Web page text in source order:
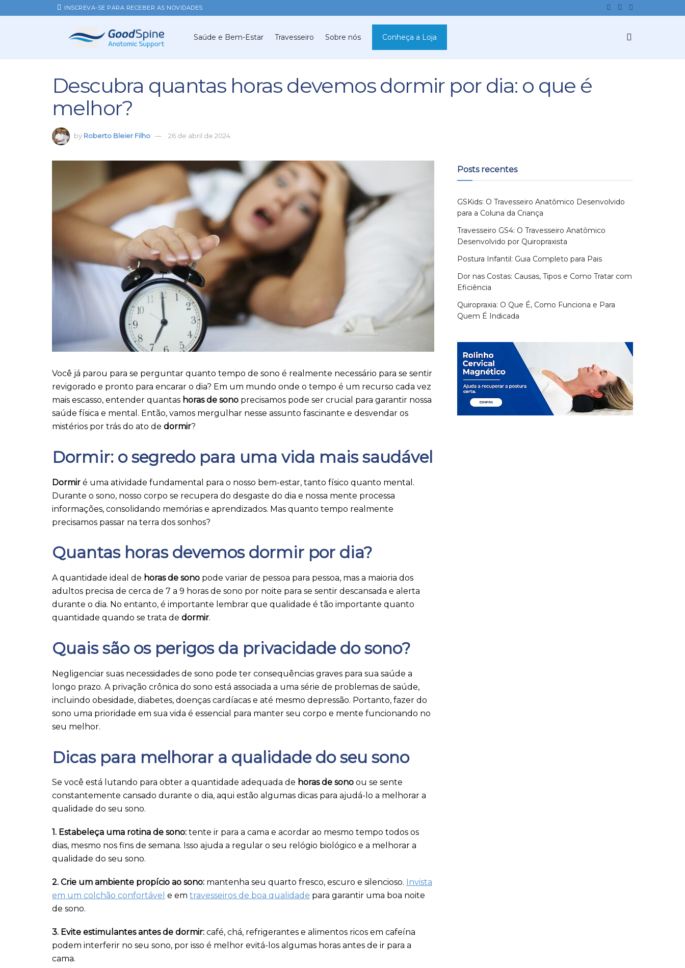
INSCREVA-SE PARA RECEBER AS NOVIDADES
Saúde e Bem-Estar Travesseiro Sobre nós Conheça a Loja
Descubra quantas horas devemos dormir por dia: o que é
melhor?
by Roberto Bleier Filho 26 de abril de 2024
Você já parou para se perguntar quanto tempo de sono é realmente necessário para se sentir
revigorado e pronto para encarar o dia? Em um mundo onde o tempo é um recurso cada vez
mais escasso, entender quantas horas de sono precisamos pode ser crucial para garantir nossa
saúde física e mental. Então, vamos mergulhar nesse assunto fascinante e desvendar os
mistérios por trás do ato de dormir?
Dormir: o segredo para uma vida mais saudável
Dormir é uma atividade fundamental para o nosso bem-estar, tanto físico quanto mental.
Durante o sono, nosso corpo se recupera do desgaste do dia e nossa mente processa
informações, consolidando memórias e aprendizados. Mas quanto tempo realmente
precisamos passar na terra dos sonhos?
Quantas horas devemos dormir por dia?
A quantidade ideal de horas de sono pode variar de pessoa para pessoa, mas a maioria dos
adultos precisa de cerca de 7 a 9 horas de sono por noite para se sentir descansada e alerta
durante o dia. No entanto, é importante lembrar que qualidade é tão importante quanto
quantidade quando se trata de dormir.
Quais são os perigos da privacidade do sono?
Negligenciar suas necessidades de sono pode ter consequências graves para sua saúde a
longo prazo. A privação crônica do sono está associada a uma série de problemas de saúde,
incluindo obesidade, diabetes, doenças cardíacas e até mesmo depressão. Portanto, fazer do
sono uma prioridade em sua vida é essencial para manter seu corpo e mente funcionando no
seu melhor.
Dicas para melhorar a qualidade do seu sono
Se você está lutando para obter a quantidade adequada de horas de sono ou se sente
constantemente cansado durante o dia, aqui estão algumas dicas para ajudá-lo a melhorar a
qualidade do seu sono.
1. Estabeleça uma rotina de sono: tente ir para a cama e acordar ao mesmo tempo todos os
dias, mesmo nos fins de semana. Isso ajuda a regular o seu relógio biológico e a melhorar a
qualidade do seu sono.
2. Crie um ambiente propício ao sono: mantenha seu quarto fresco, escuro e silencioso. Invista
em um colchão confortável e em travesseiros de boa qualidade para garantir uma boa noite
de sono.
3. Evite estimulantes antes de dormir: café, chá, refrigerantes e alimentos ricos em cafeína
podem interferir no seu sono, por isso é melhor evitá-los algumas horas antes de ir para a
cama.
Posts recentes
GSKids: O Travesseiro Anatômico Desenvolvido
para a Coluna da Criança
Travesseiro GS4: O Travesseiro Anatômico
Desenvolvido por Quiropraxista
Postura Infantil: Guia Completo para Pais
Dor nas Costas: Causas, Tipos e Como Tratar com
Eficiência
Quiropraxia: O Que É, Como Funciona e Para
Quem É Indicada